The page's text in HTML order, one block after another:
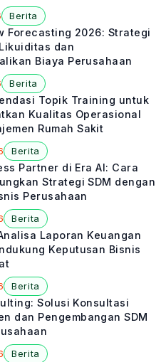
Berita
Forecasting 2026: Strategi
dan
Biaya Perusahaan
Berita
Topik Training untuk
Kualitas Operasional
Rumah Sakit
Berita
Partner di Era AI: Cara
Strategi SDM dengan
Perusahaan
Berita
Laporan Keuangan
Keputusan Bisnis
Berita
Solusi Konsultasi
dan Pengembangan SDM
Berita